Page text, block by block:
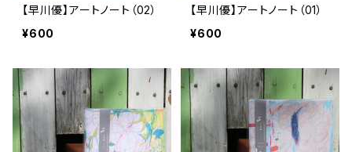
【早川優】アートノート（02）
¥600
【早川優】アートノート（01）
¥600